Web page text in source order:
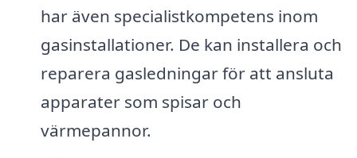
har även specialistkompetens inom
gasinstallationer. De kan installera och
reparera gasledningar för att ansluta
apparater som spisar och
värmepannor.